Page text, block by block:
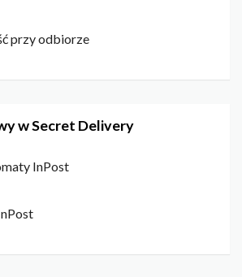
przy odbiorze
w Secret Delivery
InPost